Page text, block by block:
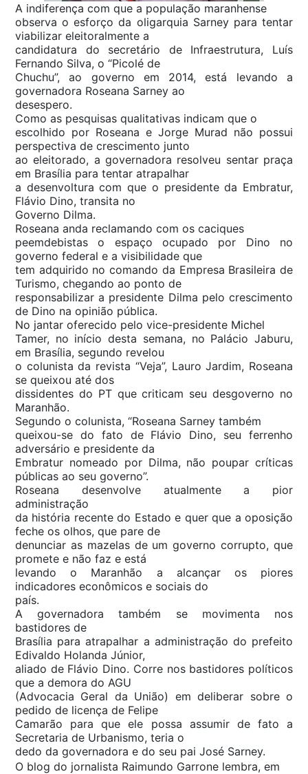
A indiferença com que a população maranhense
observa o esforço da oligarquia Sarney para tentar
viabilizar eleitoralmente a
candidatura do secretário de Infraestrutura, Luís
Fernando Silva, o “Picolé de
Chuchu”, ao governo em 2014, está levando a
governadora Roseana Sarney ao
desespero.
Como as pesquisas qualitativas indicam que o
escolhido por Roseana e Jorge Murad não possui
perspectiva de crescimento junto
ao eleitorado, a governadora resolveu sentar praça
em Brasília para tentar atrapalhar
a desenvoltura com que o presidente da Embratur,
Flávio Dino, transita no
Governo Dilma.
Roseana anda reclamando com os caciques
peemdebistas o espaço ocupado por Dino no
governo federal e a visibilidade que
tem adquirido no comando da Empresa Brasileira de
Turismo, chegando ao ponto de
responsabilizar a presidente Dilma pelo crescimento
de Dino na opinião pública.
No jantar oferecido pelo vice-presidente Michel
Tamer, no início desta semana, no Palácio Jaburu,
em Brasília, segundo revelou
o colunista da revista “Veja”, Lauro Jardim, Roseana
se queixou até dos
dissidentes do PT que criticam seu desgoverno no
Maranhão.
Segundo o colunista, “Roseana Sarney também
queixou-se do fato de Flávio Dino, seu ferrenho
adversário e presidente da
Embratur nomeado por Dilma, não poupar críticas
públicas ao seu governo”.
Roseana desenvolve atualmente a pior
administração
da história recente do Estado e quer que a oposição
feche os olhos, que pare de
denunciar as mazelas de um governo corrupto, que
promete e não faz e está
levando o Maranhão a alcançar os piores
indicadores econômicos e sociais do
país.
A governadora também se movimenta nos
bastidores de
Brasília para atrapalhar a administração do prefeito
Edivaldo Holanda Júnior,
aliado de Flávio Dino. Corre nos bastidores políticos
que a demora do AGU
(Advocacia Geral da União) em deliberar sobre o
pedido de licença de Felipe
Camarão para que ele possa assumir de fato a
Secretaria de Urbanismo, teria o
dedo da governadora e do seu pai José Sarney.
O blog do jornalista Raimundo Garrone lembra, em